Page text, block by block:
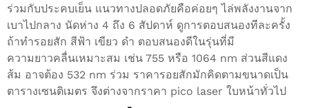
ร่วมกับประคบเย็น แนวทางปลอดภัยคือค่อยๆ ไล่พลังงานจาก
เบาไปกลาง นัดห่าง 4 ถึง 6 สัปดาห์ ดูการตอบสนองทีละครั้ง
ถ้าทำรอยสัก สีฟ้า เขียว ดำ ตอบสนองดีในรุ่นที่มี
ความยาวคลื่นเหมาะสม เช่น 755 หรือ 1064 nm ส่วนสีแดง
ส้ม อาจต้อง 532 nm ร่วม ราคารอยสักมักคิดตามขนาดเป็น
ตารางเซนติเมตร จึงต่างจากราคา pico laser ใบหน้าทั่วไป